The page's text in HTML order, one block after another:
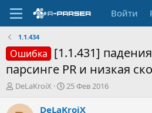
Войти
1.1.434
Ошибка [1.1.431]
парсинге PR и низкая
А
т
DeLaKroiX
Д
т
25 Фев 2016
DeLaKroiX